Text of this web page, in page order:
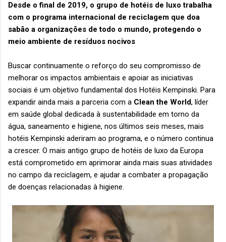
Desde o final de 2019, o grupo de hotéis de luxo trabalha
com o programa internacional de reciclagem que doa
sabão a organizações de todo o mundo, protegendo o
meio ambiente de resíduos nocivos
Buscar continuamente o reforço do seu compromisso de
melhorar os impactos ambientais e apoiar as iniciativas
sociais é um objetivo fundamental dos Hotéis Kempinski. Para
expandir ainda mais a parceria com a Clean the World, líder
em saúde global dedicada à sustentabilidade em torno da
água, saneamento e higiene, nos últimos seis meses, mais
hotéis Kempinski aderiram ao programa, e o número continua
a crescer. O mais antigo grupo de hotéis de luxo da Europa
está comprometido em aprimorar ainda mais suas atividades
no campo da reciclagem, e ajudar a combater a propagação
de doenças relacionadas à higiene.